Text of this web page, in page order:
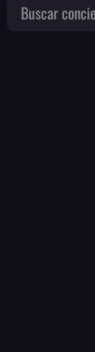
Buscar